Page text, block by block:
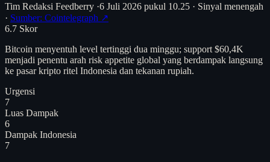
Tim Redaksi Feedberry ·6 Juli 2026 pukul 10.25 · Sinyal menengah
· Sumber: Cointelegraph ↗
6.7 Skor
Bitcoin menyentuh level tertinggi dua minggu; support $60,4K
menjadi penentu arah risk appetite global yang berdampak langsung
ke pasar kripto ritel Indonesia dan tekanan rupiah.
Urgensi
7
Luas Dampak
6
Dampak Indonesia
7